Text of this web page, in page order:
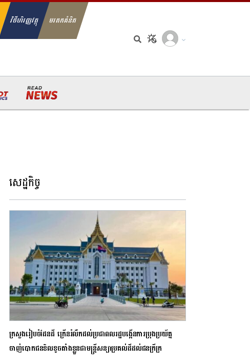
វិថីហិរញ្ញវត្ថុ មរតកគំនិត
សេដ្ឋកិច្ច
ក្រសួងរៀបចំដែនដី ក្រើនរំលឹកដល់ប្រជាពលរដ្ឋបង្កើនការប្រុងប្រយ័ត្ន
ចាញ់បោកជនខិលខូចតាំងខ្លួនជាមន្ត្រីសន្យាប្រគល់ដីដល់ជនក្រីក្រ